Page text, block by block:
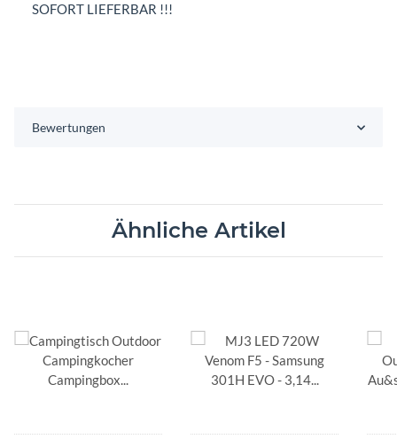
SOFORT LIEFERBAR !!!
Bewertungen
Ähnliche Artikel